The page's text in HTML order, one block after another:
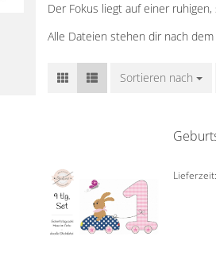
Der Fokus liegt auf einer
Alle Dateien stehen dir nach
Sortieren nach
Sortieren nach